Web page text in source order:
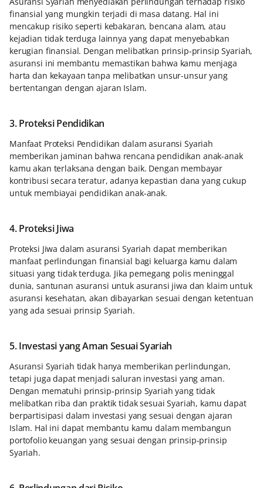
finansial yang mungkin terjadi di masa datang. Hal ini
mencakup risiko seperti kebakaran, bencana alam, atau
kejadian tidak terduga lainnya yang dapat menyebabkan
kerugian finansial. Dengan melibatkan prinsip-prinsip Syariah,
asuransi ini membantu memastikan bahwa kamu menjaga
harta dan kekayaan tanpa melibatkan unsur-unsur yang
bertentangan dengan ajaran Islam.
3. Proteksi Pendidikan
Manfaat Proteksi Pendidikan dalam asuransi Syariah
memberikan jaminan bahwa rencana pendidikan anak-anak
kamu akan terlaksana dengan baik. Dengan membayar
kontribusi secara teratur, adanya kepastian dana yang cukup
untuk membiayai pendidikan anak-anak.
4. Proteksi Jiwa
Proteksi Jiwa dalam asuransi Syariah dapat memberikan
manfaat perlindungan finansial bagi keluarga kamu dalam
situasi yang tidak terduga. Jika pemegang polis meninggal
dunia, santunan asuransi untuk asuransi jiwa dan klaim untuk
asuransi kesehatan, akan dibayarkan sesuai dengan ketentuan
yang ada sesuai prinsip Syariah.
5. Investasi yang Aman Sesuai Syariah
Asuransi Syariah tidak hanya memberikan perlindungan,
tetapi juga dapat menjadi saluran investasi yang aman.
Dengan mematuhi prinsip-prinsip Syariah yang tidak
melibatkan riba dan praktik tidak sesuai Syariah, kamu dapat
berpartisipasi dalam investasi yang sesuai dengan ajaran
Islam. Hal ini dapat membantu kamu dalam membangun
portofolio keuangan yang sesuai dengan prinsip-prinsip
Syariah.